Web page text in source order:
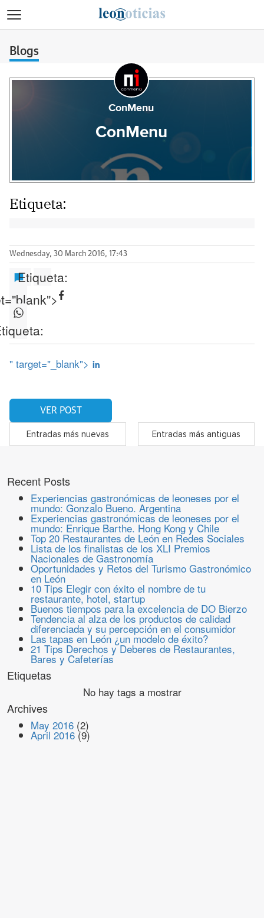
Blogs
ConMenu
ConMenu
Etiqueta:
Wednesday, 30 March 2016, 17:43
Etiqueta:
" target="_blank">
VER POST
Entradas más nuevas Entradas más antiguas
Recent Posts
Experiencias gastronómicas de leoneses por el
mundo: Gonzalo Bueno. Argentina
Experiencias gastronómicas de leoneses por el
mundo: Enrique Barthe. Hong Kong y Chile
Top 20 Restaurantes de León en Redes Sociales
Lista de los finalistas de los XLI Premios
Nacionales de Gastronomía
Oportunidades y Retos del Turismo Gastronómico
en León
10 Tips Elegir con éxito el nombre de tu
restaurante, hotel, startup
Buenos tiempos para la excelencia de DO Bierzo
Tendencia al alza de los productos de calidad
diferenciada y su percepción en el consumidor
Las tapas en León ¿un modelo de éxito?
21 Tips Derechos y Deberes de Restaurantes,
Bares y Cafeterías
Etiquetas
No hay tags a mostrar
Archives
May 2016 (2)
April 2016 (9)